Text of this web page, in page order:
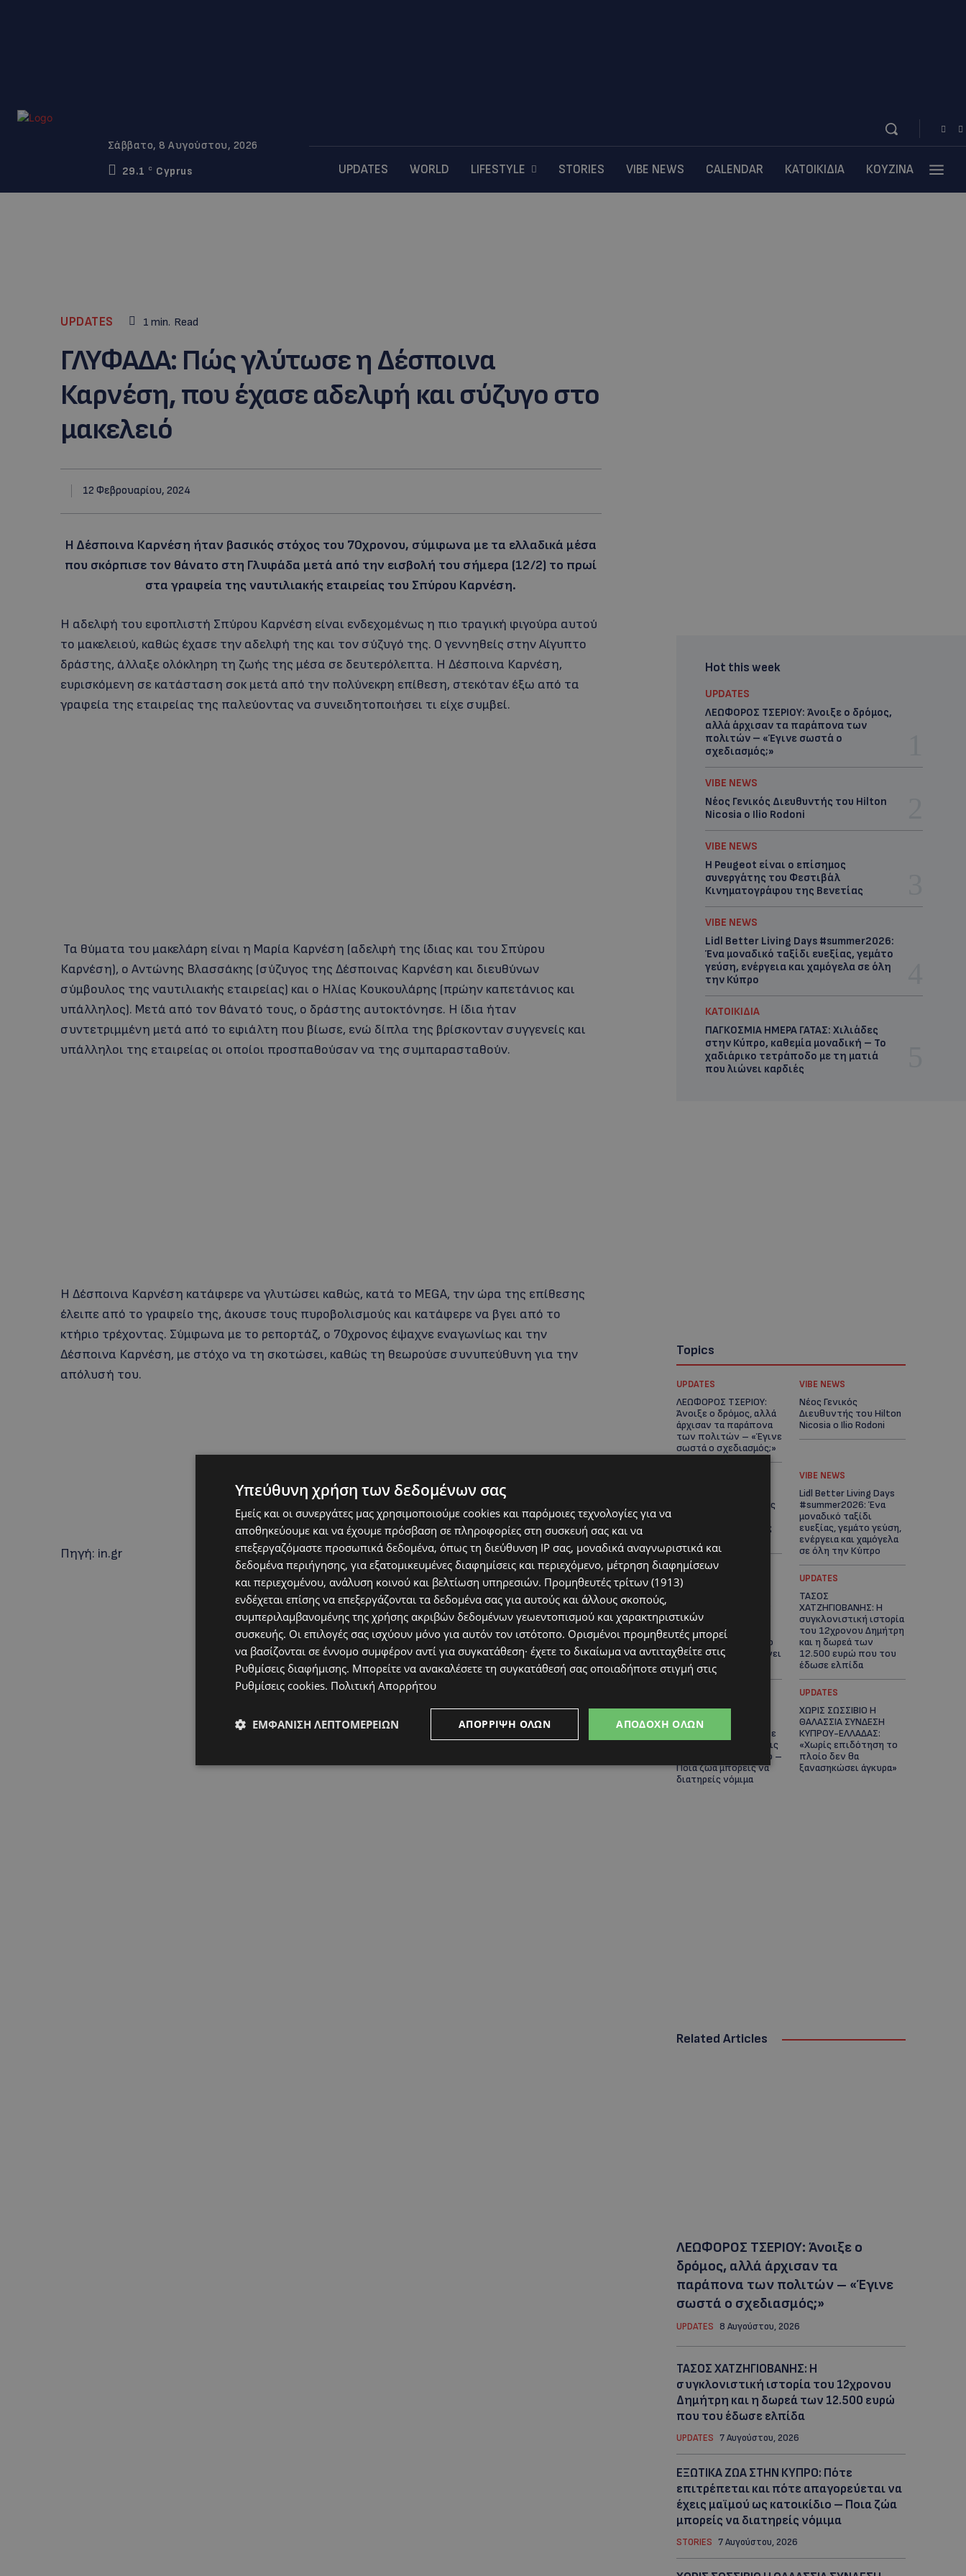
Σάββατο, 8 Αυγούστου, 2026
29.1
C Cyprus UPDATES WORLD LIFESTYLE STORIES VIBE NEWS CALENDAR ΚΑΤΟΙΚΙΔΙΑ ΚΟΥΖΙΝΑ
UPDATES 1 min. Read
ΓΛΥΦΑΔΑ: Πώς γλύτωσε η Δέσποινα
Καρνέση, που έχασε αδελφή και σύζυγο στο
μακελειό
12 Φεβρουαρίου, 2024
Η Δέσποινα Καρνέση ήταν βασικός στόχος του 70χρονου, σύμφωνα με τα ελλαδικά μέσα
που σκόρπισε τον θάνατο στη Γλυφάδα μετά από την εισβολή του σήμερα (12/2) το πρωί
στα γραφεία της ναυτιλιακής εταιρείας του Σπύρου Καρνέση.
Η αδελφή του εφοπλιστή Σπύρου Καρνέση είναι ενδεχομένως η πιο τραγική φιγούρα αυτού
το μακελειού, καθώς έχασε την αδελφή της και τον σύζυγό της. Ο γεννηθείς στην Αίγυπτο
δράστης, άλλαξε ολόκληρη τη ζωής της μέσα σε δευτερόλεπτα. Η Δέσποινα Καρνέση,
ευρισκόμενη σε κατάσταση σοκ μετά από την πολύνεκρη επίθεση, στεκόταν έξω από τα
γραφεία της εταιρείας της παλεύοντας να συνειδητοποιήσει τι είχε συμβεί.
Τα θύματα του μακελάρη είναι η Μαρία Καρνέση (αδελφή της ίδιας και του Σπύρου
Καρνέση), ο Αντώνης Βλασσάκης (σύζυγος της Δέσποινας Καρνέση και διευθύνων
σύμβουλος της ναυτιλιακής εταιρείας) και ο Ηλίας Κουκουλάρης (πρώην καπετάνιος και
υπάλληλος). Μετά από τον θάνατό τους, ο δράστης αυτοκτόνησε. Η ίδια ήταν
συντετριμμένη μετά από το εφιάλτη που βίωσε, ενώ δίπλα της βρίσκονταν συγγενείς και
υπάλληλοι της εταιρείας οι οποίοι προσπαθούσαν να της συμπαρασταθούν.
Η Δέσποινα Καρνέση κατάφερε να γλυτώσει καθώς, κατά το MEGA, την ώρα της επίθεσης
έλειπε από το γραφείο της, άκουσε τους πυροβολισμούς και κατάφερε να βγει από το
κτήριο τρέχοντας. Σύμφωνα με το ρεπορτάζ, ο 70χρονος έψαχνε εναγωνίως και την
Δέσποινα Καρνέση, με στόχο να τη σκοτώσει, καθώς τη θεωρούσε συνυπεύθυνη για την
απόλυσή του.
Πηγή: in.gr
Hot this week
UPDATES
ΛΕΩΦΟΡΟΣ ΤΣΕΡΙΟΥ: Άνοιξε ο δρόμος,
αλλά άρχισαν τα παράπονα των
πολιτών – «Έγινε σωστά ο
σχεδιασμός;»
VIBE NEWS
Νέος Γενικός Διευθυντής του Hilton
Nicosia ο Ilio Rodoni
VIBE NEWS
Η Peugeot είναι ο επίσημος
συνεργάτης του Φεστιβάλ
Κινηματογράφου της Βενετίας
VIBE NEWS
Lidl Better Living Days #summer2026:
Ένα μοναδικό ταξίδι ευεξίας, γεμάτο
γεύση, ενέργεια και χαμόγελα σε όλη
την Κύπρο
ΚΑΤΟΙΚΙΔΙΑ
ΠΑΓΚΟΣΜΙΑ ΗΜΕΡΑ ΓΑΤΑΣ: Χιλιάδες
στην Κύπρο, καθεμία μοναδική – Το
χαδιάρικο τετράποδο με τη ματιά
που λιώνει καρδιές
Topics
UPDATES
ΛΕΩΦΟΡΟΣ ΤΣΕΡΙΟΥ:
Άνοιξε ο δρόμος, αλλά
άρχισαν τα παράπονα
των πολιτών – «Έγινε
σωστά ο σχεδιασμός;»
VIBE NEWS
Νέος Γενικός
Διευθυντής του Hilton
Nicosia ο Ilio Rodoni
επίσημος συνεργάτης
Κινηματογράφου της
VIBE NEWS
Lidl Better Living Days
#summer2026: Ένα
μοναδικό ταξίδι
ευεξίας, γεμάτο γεύση,
ενέργεια και χαμόγελα
σε όλη την Κύπρο
ΚΑΤΟΙΚΙΔΙΑ
Κύπρο, καθεμία
μοναδική – Το
χαδιάρικο τετράποδο
με τη ματιά που λιώνει
καρδιές
UPDATES
ΤΑΣΟΣ
ΧΑΤΖΗΓΙΟΒΑΝΗΣ: Η
συγκλονιστική ιστορία
του 12χρονου Δημήτρη
και η δωρεά των
12.500 ευρώ που του
έδωσε ελπίδα
ΕΞΩΤΙΚΑ ΖΩΑ ΣΤΗΝ
ΚΥΠΡΟ: Πότε
επιτρέπεται και πότε
απαγορεύεται να έχεις
μαϊμού ως κατοικίδιο –
Ποια ζώα μπορείς να
διατηρείς νόμιμα
UPDATES
ΧΩΡΙΣ ΣΩΣΣΙΒΙΟ Η
ΘΑΛΑΣΣΙΑ ΣΥΝΔΕΣΗ
ΚΥΠΡΟΥ-ΕΛΛΑΔΑΣ:
«Χωρίς επιδότηση το
πλοίο δεν θα
ξανασηκώσει άγκυρα»
Related Articles
ΛΕΩΦΟΡΟΣ ΤΣΕΡΙΟΥ: Άνοιξε ο
δρόμος, αλλά άρχισαν τα
παράπονα των πολιτών – «Έγινε
σωστά ο σχεδιασμός;»
UPDATES 8 Αυγούστου, 2026
ΤΑΣΟΣ ΧΑΤΖΗΓΙΟΒΑΝΗΣ: Η
συγκλονιστική ιστορία του 12χρονου
Δημήτρη και η δωρεά των 12.500 ευρώ
που του έδωσε ελπίδα
UPDATES 7 Αυγούστου, 2026
ΕΞΩΤΙΚΑ ΖΩΑ ΣΤΗΝ ΚΥΠΡΟ: Πότε
επιτρέπεται και πότε απαγορεύεται να
έχεις μαϊμού ως κατοικίδιο – Ποια ζώα
μπορείς να διατηρείς νόμιμα
STORIES 7 Αυγούστου, 2026
Υπεύθυνη χρήση των δεδομένων σας
Εμείς και οι συνεργάτες μας χρησιμοποιούμε cookies και παρόμοιες τεχνολογίες για να
αποθηκεύουμε και να έχουμε πρόσβαση σε πληροφορίες στη συσκευή σας και να
επεξεργαζόμαστε προσωπικά δεδομένα, όπως τη διεύθυνση IP σας, μοναδικά αναγνωριστικά και
δεδομένα περιήγησης, για εξατομικευμένες διαφημίσεις και περιεχόμενο, μέτρηση διαφημίσεων
και περιεχομένου, ανάλυση κοινού και βελτίωση υπηρεσιών. Προμηθευτές τρίτων (1913)
ενδέχεται επίσης να επεξεργάζονται τα δεδομένα σας για αυτούς και άλλους σκοπούς,
συμπεριλαμβανομένης της χρήσης ακριβών δεδομένων γεωεντοπισμού και χαρακτηριστικών
συσκευής. Οι επιλογές σας ισχύουν μόνο για αυτόν τον ιστότοπο. Ορισμένοι προμηθευτές μπορεί
να βασίζονται σε έννομο συμφέρον αντί για συγκατάθεση· έχετε το δικαίωμα να αντιταχθείτε στις
Ρυθμίσεις διαφήμισης. Μπορείτε να ανακαλέσετε τη συγκατάθεσή σας οποιαδήποτε στιγμή στις
Ρυθμίσεις cookies. Πολιτική Απορρήτου
ΑΠΟΔΟΧΉ ΌΛΩΝ
ΑΠΌΡΡΙΨΗ ΌΛΩΝ
ΕΜΦΆΝΙΣΗ ΛΕΠΤΟΜΕΡΕΙΏΝ